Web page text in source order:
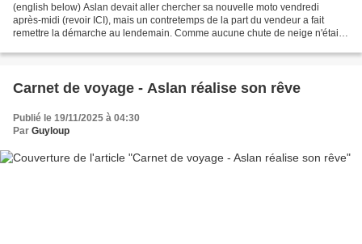
(english below) Aslan devait aller chercher sa nouvelle moto vendredi
après-midi (revoir ICI), mais un contretemps de la part du vendeur a fait
remettre la démarche au lendemain. Comme aucune chute de neige n'était
Carnet de voyage - Aslan réalise son rêve
Publié le 19/11/2025 à 04:30
Par Guyloup